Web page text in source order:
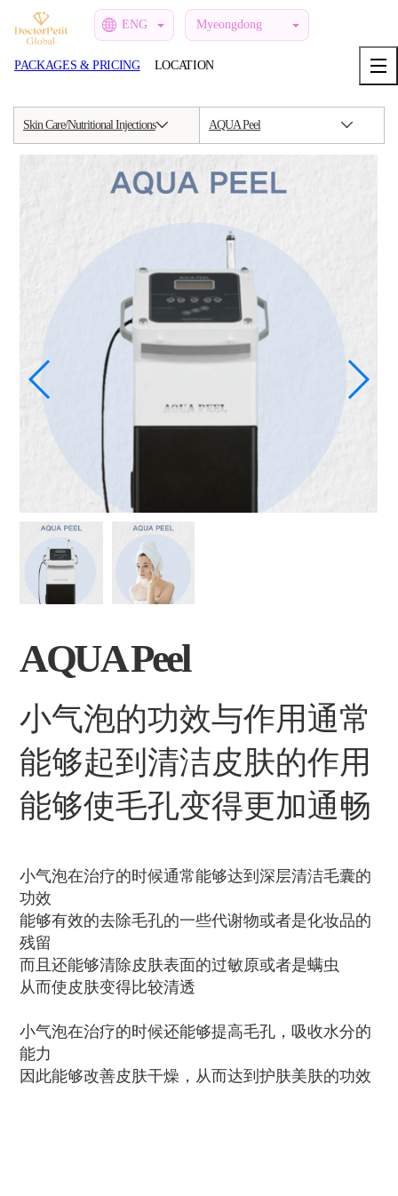
ENG Myeongdong
PACKAGES & PRICING LOCATION
Skin Care/Nutritional Injections AQUA Peel
AQUA Peel
小气泡的功效与作用通常
能够起到清洁皮肤的作用
能够使毛孔变得更加通畅
小气泡在治疗的时候通常能够达到深层清洁毛囊的
功效
能够有效的去除毛孔的一些代谢物或者是化妆品的
残留
而且还能够清除皮肤表面的过敏原或者是螨虫
从而使皮肤变得比较清透
小气泡在治疗的时候还能够提高毛孔，吸收水分的
能力
因此能够改善皮肤干燥，从而达到护肤美肤的功效